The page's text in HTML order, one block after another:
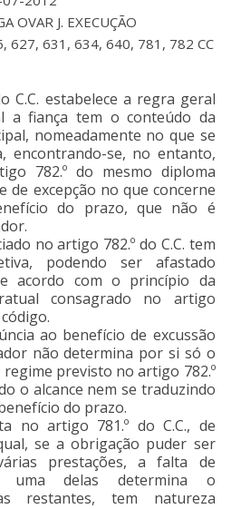
OVAR J. EXECUÇÃO
627, 631, 634, 640, 781, 782 CC
C.C. estabelece a regra geral
a fiança tem o conteúdo da
nomeadamente no que se
encontrando-se, no entanto,
782.º do mesmo diploma
de excepção no que concerne
do prazo, que não é
no artigo 782.º do C.C. tem
podendo ser afastado
acordo com o princípio da
consagrado no artigo
ao benefício de excussão
não determina por si só o
previsto no artigo 782.º
o alcance nem se traduzindo
do prazo.
no artigo 781.º do C.C., de
se a obrigação puder ser
prestações, a falta de
uma delas determina o
restantes, tem natureza